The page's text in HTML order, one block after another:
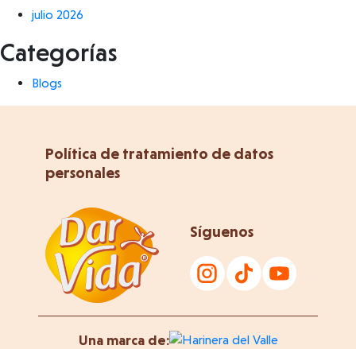
julio 2026
Categorías
Blogs
Política de tratamiento de datos
personales
Síguenos
Una marca de: